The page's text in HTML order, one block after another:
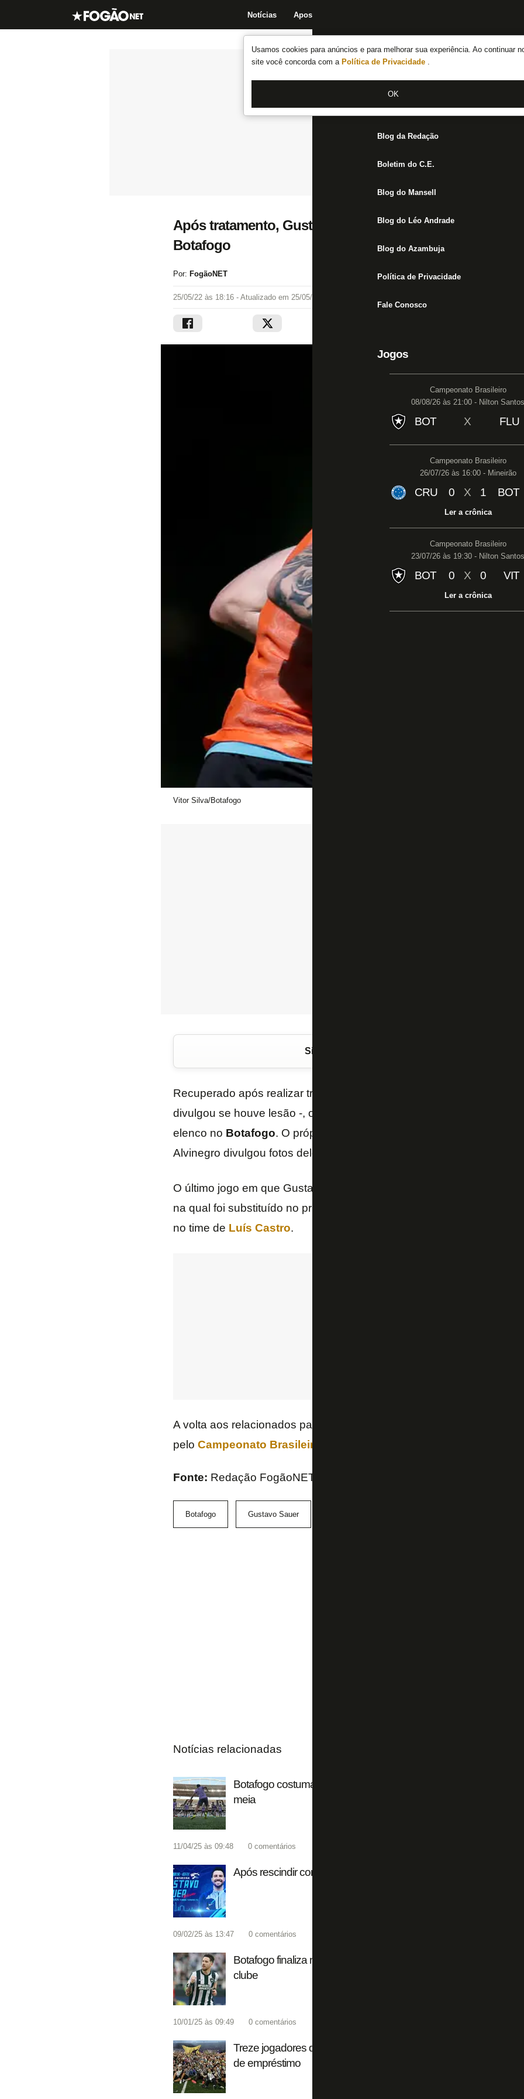
Usamos cookies para anúncios e para melhorar sua experiência. Ao continuar
site você concorda com a Política de Privacidade .
OK
Notícias Apostas
Notícias do Botafogo
Fórum
Jogos
Blog da Redação
Boletim do C.E.
Blog do Mansell
Blog do Léo Andrade
Blog do Azambuja
Política de Privacidade
Fale Conosco
Jogos
Campeonato Brasileiro
08/08/26 às 21:00 - Nilton Santos
BOT X FLU
Campeonato Brasileiro
26/07/26 às 16:00 - Mineirão
CRU 0 X 1 BOT
Ler a crônica
Campeonato Brasileiro
23/07/26 às 19:30 - Nilton Santos
BOT 0 X 0 VIT
Ler a crônica
Após tratamento, Gustavo Sauer volta a treinar com o
Botafogo
Por: FogãoNET
25/05/22 às 18:16 - Atualizado em 25/05/22 às 18:17
Vitor Silva/Botafogo
Siga o FogãoNET
Recuperado após realizar tratamento por conta de um problema
divulgou se houve lesão -, o meia-atacante
elenco no Botafogo. O próprio jogador postou imagem em seu perfil
Alvinegro divulgou fotos dele no treino desta quarta-feira, no
O último jogo em que Gustavo Sauer atuou foi na vitória por 1 a 0
na qual foi substituído no primeiro tempo. O jogador vinha atuando
no time de Luís Castro.
A volta aos relacionados para o jogo de domingo, contra o
pelo Campeonato Brasileiro
Fonte: Redação FogãoNET
Botafogo Gustavo Sauer
Notícias relacionadas
Botafogo costuma se reforçar no último dia de janela; clube
meia
11/04/25 às 09:48 0 comentários
Após rescindir com Botafogo, Gustavo Sauer é anunciado por
09/02/25 às 13:47 0 comentários
Botafogo finaliza negociação de rescisão, e Gustavo Sauer não
clube
10/01/25 às 09:49 0 comentários
Treze jogadores do Botafogo ficam sem contrato na virada para
de empréstimo